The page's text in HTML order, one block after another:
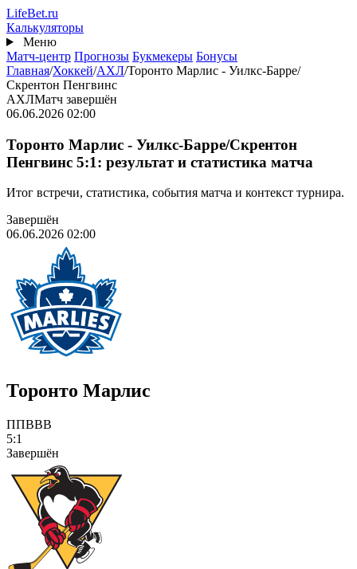
Перейти
к
основному
содержанию
LifeBet.ru
Калькуляторы
Меню
Матч-центр Прогнозы Букмекеры Бонусы
Главная/Хоккей/АХЛ/Торонто Марлис - Уилкс-Барре/
Скрентон Пенгвинс
АХЛМатч завершён
06.06.2026 02:00
Торонто Марлис - Уилкс-Барре/Скрентон
Пенгвинс 5:1: результат и статистика матча
Итог встречи, статистика, события матча и контекст турнира.
Завершён
06.06.2026 02:00
Торонто Марлис
ППВВВ
5:1
Завершён